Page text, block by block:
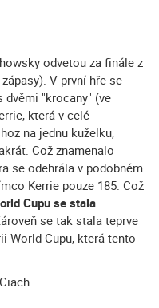
odvetou za finále z
V první hře se
dvěmi "krocany" (ve
která v celé
na jednu kuželku,
Což znamenalo
se odehrála v podobném
Kerrie pouze 185. Což
Cupu se stala
se tak stala teprve
World Cupu, která tento